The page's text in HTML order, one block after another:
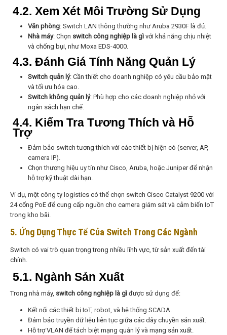
4.2. Xem Xét Môi Trường Sử Dụng
Văn phòng: Switch LAN thông thường như Aruba 2930F là đủ.
Nhà máy: Chọn switch công nghiệp là gì với khả năng chịu nhiệt
và chống bụi, như Moxa EDS-4000.
4.3. Đánh Giá Tính Năng Quản Lý
Switch quản lý: Cần thiết cho doanh nghiệp có yêu cầu bảo mật
và tối ưu hóa cao.
Switch không quản lý: Phù hợp cho các doanh nghiệp nhỏ với
ngân sách hạn chế.
4.4. Kiểm Tra Tương Thích và Hỗ
Trợ
Đảm bảo switch tương thích với các thiết bị hiện có (server, AP,
camera IP).
Chọn thương hiệu uy tín như Cisco, Aruba, hoặc Juniper để nhận
hỗ trợ kỹ thuật dài hạn.
Ví dụ, một công ty logistics có thể chọn switch Cisco Catalyst 9200 với
24 cổng PoE để cung cấp nguồn cho camera giám sát và cảm biến IoT
trong kho bãi.
5. Ứng Dụng Thực Tế Của Switch Trong Các Ngành
Switch có vai trò quan trọng trong nhiều lĩnh vực, từ sản xuất đến tài
chính.
5.1. Ngành Sản Xuất
Trong nhà máy, switch công nghiệp là gì được sử dụng để:
Kết nối các thiết bị IoT, robot, và hệ thống SCADA.
Đảm bảo truyền dữ liệu liên tục giữa các dây chuyền sản xuất.
Hỗ trợ VLAN để tách biệt mạng quản lý và mạng sản xuất.